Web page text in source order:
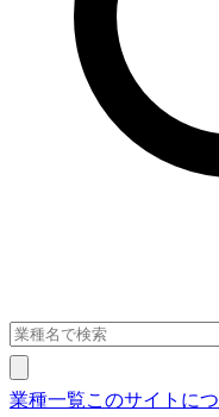
業種一覧このサイトに